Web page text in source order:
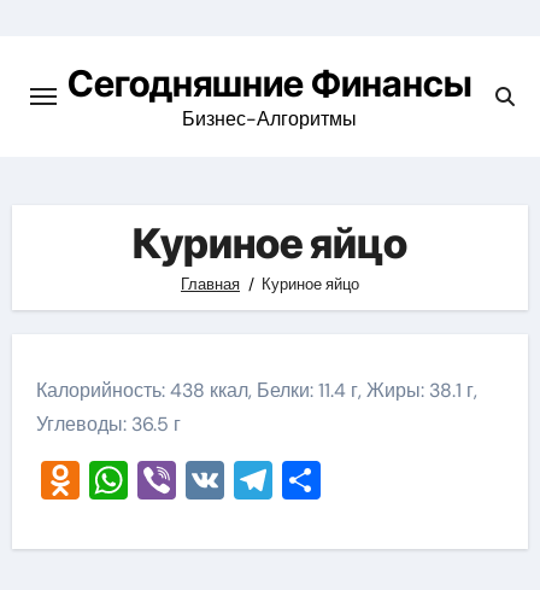
содержимомуСегодняшние Финансы
Бизнес-Алгоритмы
Куриное яйцо
Главная Куриное яйцо
Калорийность: 438 ккал, Белки: 11.4 г, Жиры: 38.1 г,
Углеводы: 36.5 г
Odnoklassniki
WhatsApp
Viber
VKTelegram
Отправить